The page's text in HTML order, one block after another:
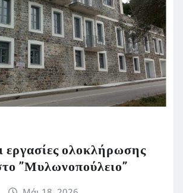
εργασίες ολοκλήρωσης
”Μυλωνοπούλειο”